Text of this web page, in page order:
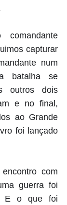
capturar
num
batalha se
outros dois
e no final,
ao Grande
foi lançado
com
guerra foi
E o que foi